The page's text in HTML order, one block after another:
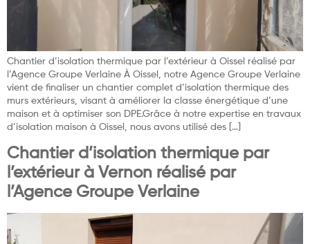
Chantier d’isolation thermique par l’extérieur à Oissel réalisé par
l’Agence Groupe Verlaine À Oissel, notre Agence Groupe Verlaine
vient de finaliser un chantier complet d’isolation thermique des
murs extérieurs, visant à améliorer la classe énergétique d’une
maison et à optimiser son DPE.Grâce à notre expertise en travaux
d’isolation maison à Oissel, nous avons utilisé des […]
Chantier d’isolation thermique par
l’extérieur à Vernon réalisé par
l’Agence Groupe Verlaine